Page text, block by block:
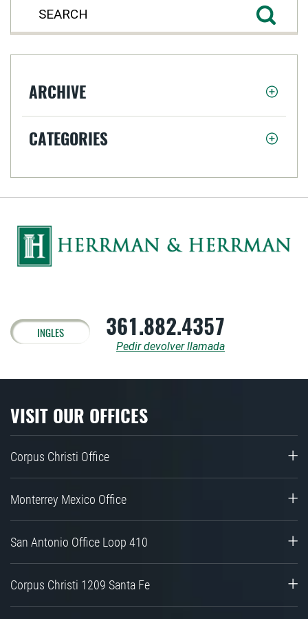
ARCHIVE
CATEGORIES
INGLES 361.882.4357
Pedir devolver llamada
VISIT OUR OFFICES
Corpus Christi Office
Monterrey Mexico Office
San Antonio Office Loop 410
Corpus Christi 1209 Santa Fe